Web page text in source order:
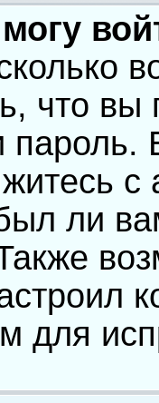
что
ли
для